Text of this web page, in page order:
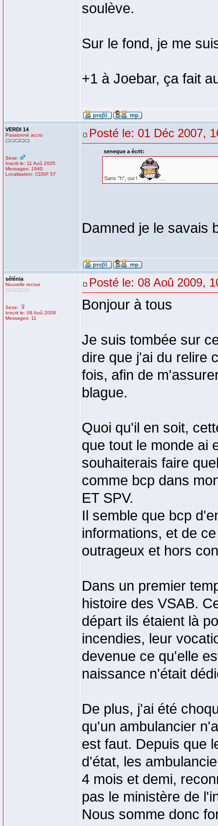
soulève.
Sur le fond, je me
+1 à Joebar, ça fait
VERDI 14
Passionné accro
Sexe:
Inscrit le: 11 Aoû 2005
Messages: 1940
Localisation: CDSP 57
Posté le: 01 Déc 2007,
seneque a écrit:
Sans "h", oui !
Damned je le savais
sélénia
Nouvelle recrue
Sexe:
Inscrit le: 08 Aoû 2009
Messages: 11
Posté le: 08 Aoû 2009,
Bonjour à tous
Je suis tombée sur
dire que j'ai du relire
fois, afin de
blague.
Quoi qu'il en soit,
que tout le monde ai
souhaiterais faire
comme bcp dans
ET SPV.
Il semble que bcp
informations, et de
outrageux et hors
Dans un premier
histoire des VSAB.
départ ils étaient là
incendies, leur
devenue ce qu'elle
naissance n'était
De plus, j'ai été
qu'un ambulancier
est faut. Depuis que
d'état, les
4 mois et demi,
pas le ministère de
Nous somme donc